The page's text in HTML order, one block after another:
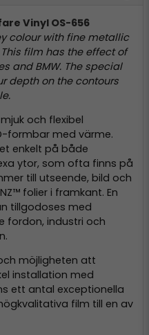
Vinyl OS-656
colour with fine metallic
film has the effect of
and BMW. The special
depth on the contours
och flexibel
formbar med värme.
enkelt på både
ytor, som ofta finns på
till utseende, bild och
folier i framkant. En
tillgodoses med
fordon, industri och
möjligheten att
installation med
ett antal exceptionella
film till en av